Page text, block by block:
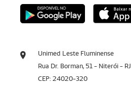
Unimed Leste Fluminense
Rua Dr. Borman, 51 - Niterói - RJ
CEP: 24020-320